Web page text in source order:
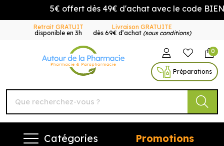
5€ offert dès 49€ d'achat avec le code
Retrait GRATUIT
disponible en 3h
Livraison GRATUITE
dès 69€ d’achat (sous conditions)
Autour de la Pharmacie
0
Préparations
Catégories Promotions